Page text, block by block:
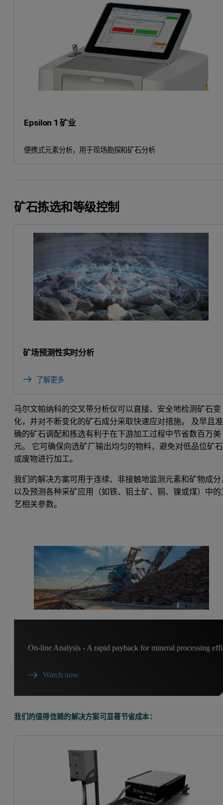
Epsilon 1 矿业
便携式元素分析，用于现场勘探和矿石分析
矿石拣选和等级控制
矿场预测性实时分析
了解更多
马尔文帕纳科的交叉带分析仪可以直接、安全地检测矿石变
化，并对不断变化的矿石成分采取快速应对措施。 及早且准
确的矿石调配和拣选有利于在下游加工过程中节省数百万美
元。 它可确保向选矿厂输出均匀的物料，避免对低品位矿石
或废物进行加工。
我们的解决方案可用于连续、非接触地监测元素和矿物成分
以及预测各种采矿应用（如铁、铝土矿、铜、镍或煤）中的
艺相关参数。
On-line Analysis - A rapid payback for mineral processing
Watch now
我们的值得信赖的解决方案可显著节省成本：